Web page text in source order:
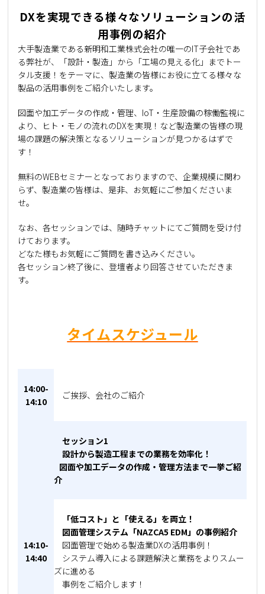
DXを実現できる様々なソリューションの活
用事例の紹介
大手製造業である新明和工業株式会社の唯一のIT子会社であ
る弊社が、「設計・製造」から「工場の見える化」までトー
タル支援！をテーマに、製造業の皆様にお役に立てる様々な
製品の活用事例をご紹介いたします。
図面や加工データの作成・管理、IoT・生産設備の稼働監視に
より、ヒト・モノの流れのDXを実現！など製造業の皆様の現
場の課題の解決策となるソリューションが見つかるはずで
す！
無料のWEBセミナーとなっておりますので、企業規模に関わ
らず、製造業の皆様は、是非、お気軽にご参加くださいま
せ。
なお、各セッションでは、随時チャットにてご質問を受け付
けております。
どなた様もお気軽にご質問を書き込みください。
各セッション終了後に、登壇者より回答させていただきま
す。
タイムスケジュール
14:00-
14:10
ご挨拶、会社のご紹介
セッション1
設計から製造工程までの業務を効率化！
図面や加工データの作成・管理方法まで一挙ご紹
介
14:10-
14:40
「低コスト」と「使える」を両立！
図面管理システム「NAZCA5 EDM」の事例紹介
図面管理で始める製造業DXの活用事例！
システム導入による課題解決と業務をよりスムー
ズに進める
事例をご紹介します！